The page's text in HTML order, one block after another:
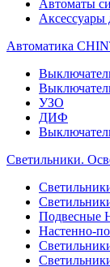
Автоматы
Аксессуары
Автоматика
УЗО
ДИФ
Светильники.
Настенно-